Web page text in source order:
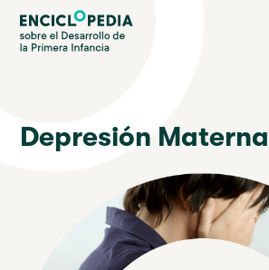
Pasar
contenido
Enciclopedia sobre el Desarrollo de la
Depresión Materna